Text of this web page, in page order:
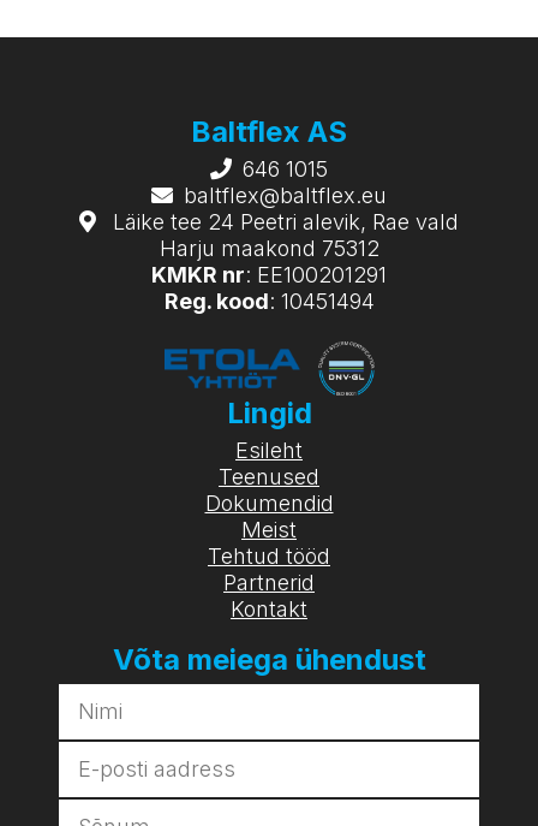
Baltflex AS
646 1015
baltflex@baltflex.eu
Läike tee 24 Peetri alevik, Rae vald
Harju maakond 75312
KMKR nr: EE100201291
Reg. kood: 10451494
Lingid
Esileht
Teenused
Dokumendid
Meist
Tehtud tööd
Partnerid
Kontakt
Võta meiega ühendust